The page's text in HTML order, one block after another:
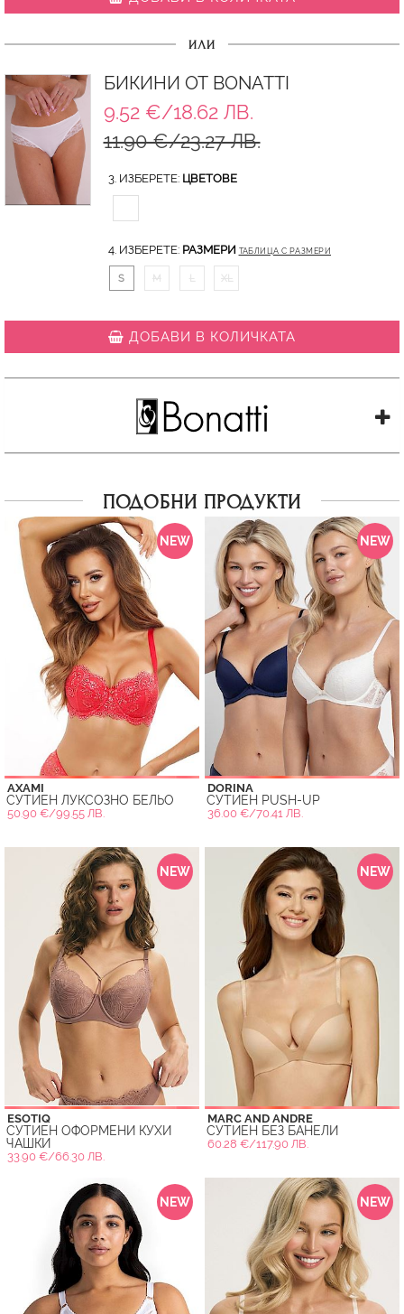
ИЛИ
БИКИНИ ОТ BONATTI
9.52 €/18.62 ЛВ.
11.90 €/23.27 ЛВ.
3. ИЗБЕРЕТЕ: ЦВЕТОВЕ
4. ИЗБЕРЕТЕ: РАЗМЕРИ ТАБЛИЦА С РАЗМЕРИ
S M L XL
ДОБАВИ В КОЛИЧКАТА
ПОДОБНИ ПРОДУКТИ
NEW
AXAMI
СУТИЕН ЛУКСОЗНО БЕЛЬО
50.90 €/99.55 ЛВ.
NEW
DORINA
СУТИЕН PUSH-UP
36.00 €/70.41 ЛВ.
NEW
ESOTIQ
СУТИЕН ОФОРМЕНИ КУХИ
ЧАШКИ
33.90 €/66.30 ЛВ.
NEW
MARC AND ANDRE
СУТИЕН БЕЗ БАНЕЛИ
60.28 €/117.90 ЛВ.
NEW NEW